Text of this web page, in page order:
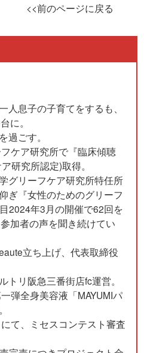
<<前のページに戻る
人息子の子育てをするも、
に。
過ごす。
ケア研究所で『臨床傾聴
研究所認定)取得。
グリーフケア研究所特任所
ぎ『女性のためのグリーフ
2024年3月の開催で62回を
加者の声を聞き続けてい
立ち上げ、代表取締役
トリ阪急三番街店fc運営。
弾全身美容液「MAYUMIパ
にて、ミセスコンテスト審査